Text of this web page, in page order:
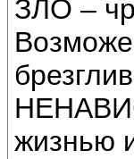
ЗЛО –
жизнью